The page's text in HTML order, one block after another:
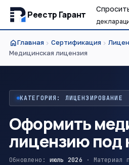
Реестр Гарант
homeГлавная chevron_right Сертификация chevron_right
Медицинская лицензия
КАТЕГОРИЯ: ЛИЦЕНЗИРОВАНИЕ
Оформить
лицензию под
Обновлено: июль 2026 · Материал